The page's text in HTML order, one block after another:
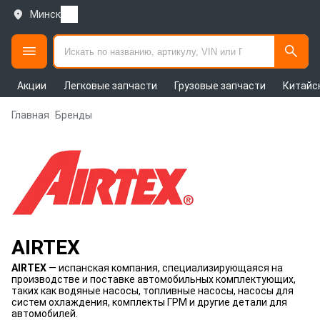
Минск
Акции Легковые запчасти Грузовые запчасти
Главная Бренды
AIRTEX
AIRTEX — испанская компания, специализирующаяся на
производстве и поставке автомобильных комплектующих,
таких как водяные насосы, топливные насосы, насосы для
систем охлаждения, комплекты ГРМ и другие детали для
автомобилей.